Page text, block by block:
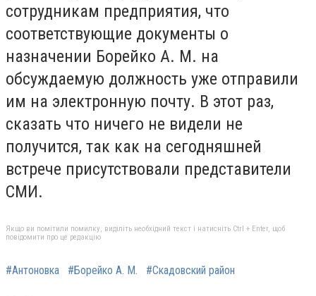
сотрудникам предприятия, что
соответствующие документы о
назначении Борейко А. М. на
обсуждаемую должность уже отправили
им на электронную почту. В этот раз,
сказать что ничего не видели не
получится, так как на сегодняшней
встрече присутствовали представители
СМИ.
Якщо ви помітили помилку, виділіть необхідний текст і натисніть Ctrl + Enter, щоб
повідомити про це редакцію
#Антоновка #Борейко А. М. #Скадовский район